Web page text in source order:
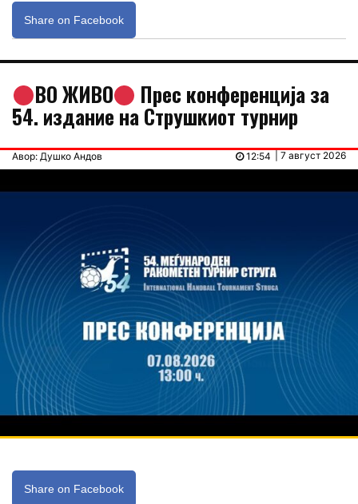
Share on Facebook
ВО ЖИВО Прес конференција за
54. издание на Струшкиот турнир
Авор: Душко Андов | 7 август 2026
12:54
Share on Facebook